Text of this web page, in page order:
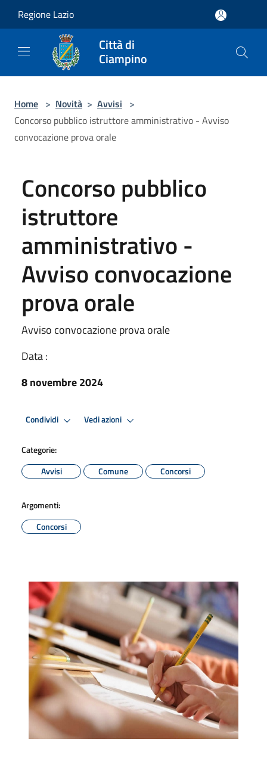
Regione Lazio
Città di
Ciampino
Home > Novità > Avvisi >
Concorso pubblico istruttore amministrativo - Avviso
convocazione prova orale
Concorso pubblico
istruttore
amministrativo -
Avviso convocazione
prova orale
Avviso convocazione prova orale
Data :
8 novembre 2024
Condividi Vedi azioni
Categorie:
Avvisi
Comune Concorsi
Argomenti:
Concorsi